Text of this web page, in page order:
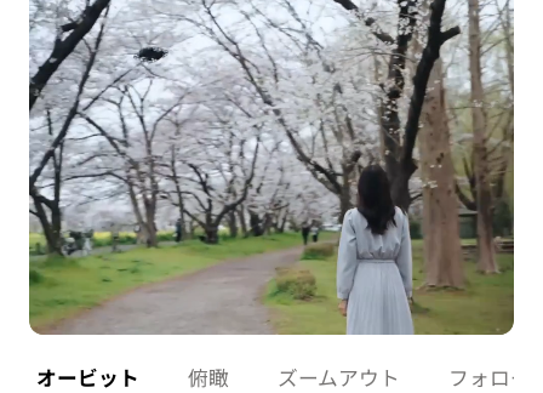
オービット 俯瞰 ズームアウト フォロー